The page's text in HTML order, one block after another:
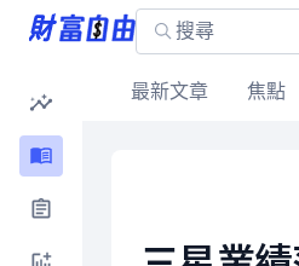
最新文章 焦點